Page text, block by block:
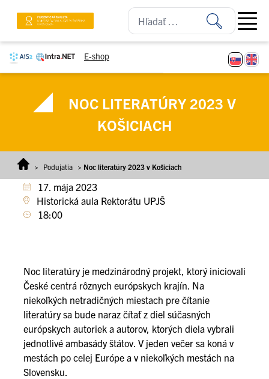
E-shop
Open
NOC LITERATÚRY 2023 V
KOŠICIACH
> Podujatia > Noc literatúry 2023 v Košiciach
17. mája 2023
Historická aula Rektorátu UPJŠ
18:00
Noc literatúry je medzinárodný projekt, ktorý iniciovali
České centrá rôznych európskych krajín. Na
niekoľkých netradičných miestach pre čítanie
literatúry sa bude naraz čítať z diel súčasných
európskych autoriek a autorov, ktorých diela vybrali
jednotlivé ambasády štátov. V jeden večer sa koná v
mestách po celej Európe a v niekoľkých mestách na
Slovensku.